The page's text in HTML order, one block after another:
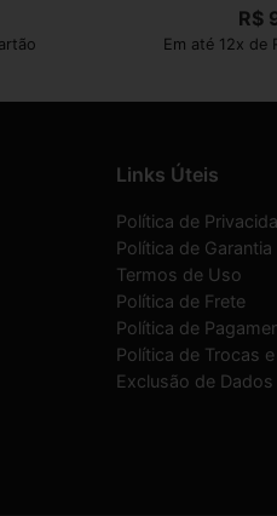
R$
Em até 12x de
Links Úteis
Política de
Política de Garantia
Termos de Uso
Política de Frete
Política de
Política de Trocas
Exclusão de Dados